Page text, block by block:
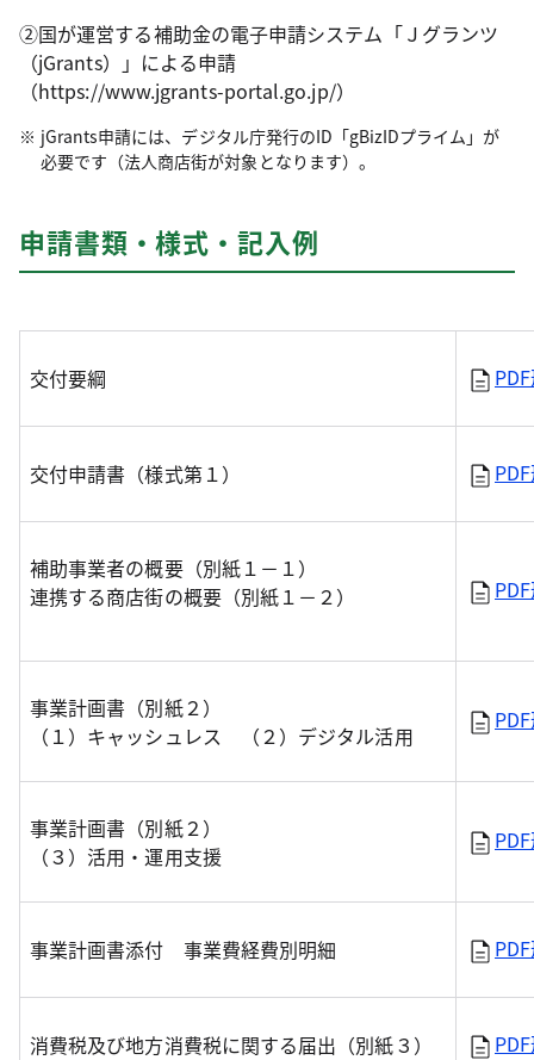
②国が運営する補助金の電子申請システム「Ｊグランツ
（jGrants）」による申請
（https://www.jgrants-portal.go.jp/）
jGrants申請には、デジタル庁発行のID「gBizIDプライム」が
必要です（法人商店街が対象となります）。
申請書類・様式・記入例
交付要綱
交付申請書（様式第１）
補助事業者の概要（別紙１－１）
連携する商店街の概要（別紙１－２）
事業計画書（別紙２）
（１）キャッシュレス （２）デジタル活用
事業計画書（別紙２）
（３）活用・運用支援
事業計画書添付 事業費経費別明細
消費税及び地方消費税に関する届出（別紙３）